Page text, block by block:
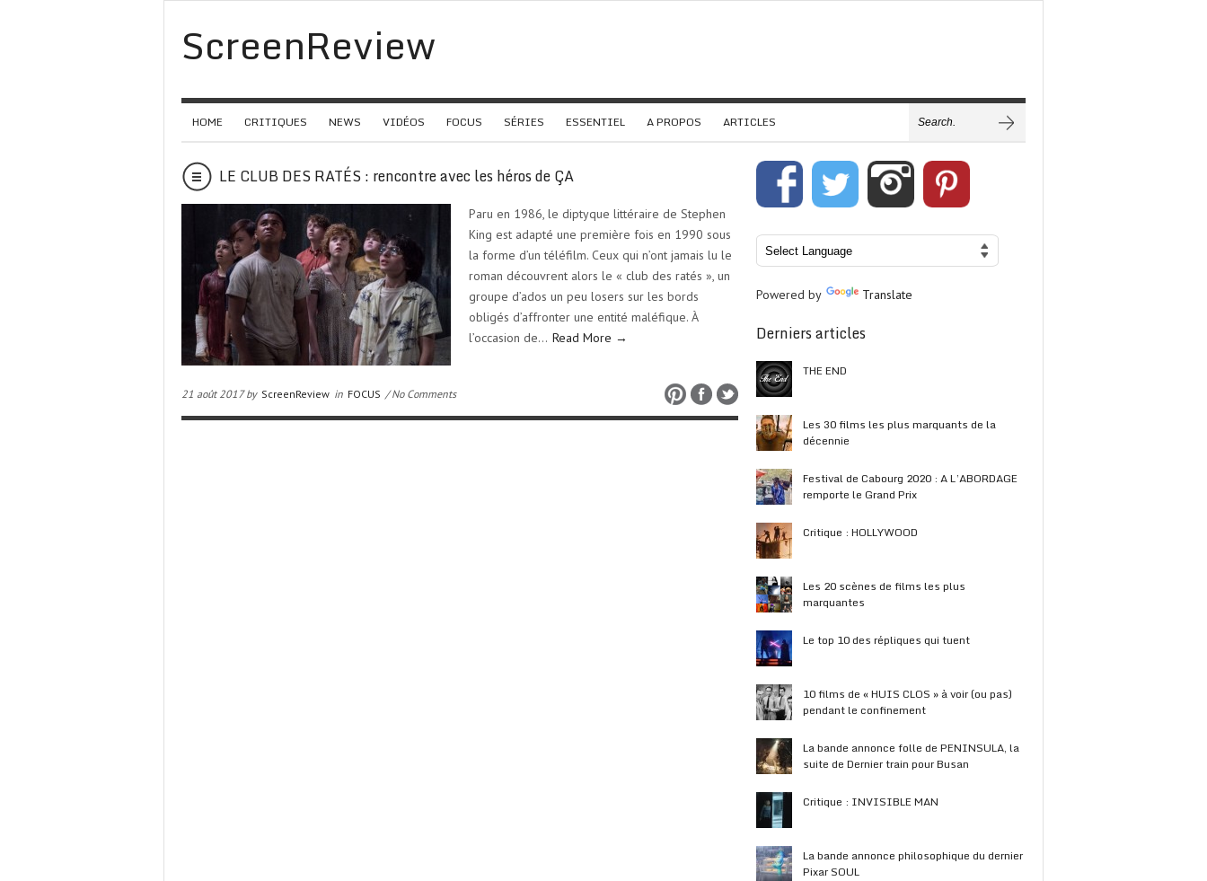
ScreenReview
HOME CRITIQUES NEWS VIDÉOS FOCUS SÉRIES ESSENTIEL A PROPOS ARTICLES
LE CLUB DES RATÉS : rencontre avec les héros de ÇA
Paru en 1986, le diptyque littéraire de Stephen
King est adapté une première fois en 1990 sous
la forme d’un téléfilm. Ceux qui n’ont jamais lu le
roman découvrent alors le « club des ratés », un
groupe d’ados un peu losers sur les bords
obligés d’affronter une entité maléfique. À
l’occasion de… Read More →
21 août 2017 by ScreenReview in FOCUS / No Comments
Powered by Translate
Derniers articles
THE END
Les 30 films les plus marquants de la
décennie
Festival de Cabourg 2020 : A L’ABORDAGE
remporte le Grand Prix
Critique : HOLLYWOOD
Les 20 scènes de films les plus
marquantes
Le top 10 des répliques qui tuent
10 films de « HUIS CLOS » à voir (ou pas)
pendant le confinement
La bande annonce folle de PENINSULA, la
suite de Dernier train pour Busan
Critique : INVISIBLE MAN
La bande annonce philosophique du dernier
Pixar SOUL